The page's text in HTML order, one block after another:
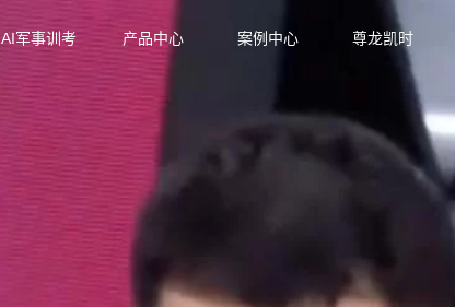
AI军事训考 产品中心 案例中心 尊龙凯时